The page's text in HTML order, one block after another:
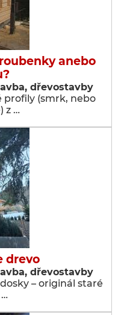
anebo
dřevostavby
profily (smrk, nebo
z …
drevo
dřevostavby
– originál staré